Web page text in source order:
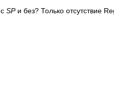
сSPи без? Только отсутствие